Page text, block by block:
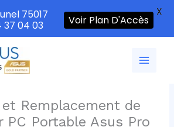
Remplacement de
PC Portable Asus Pro
75017
37 04 03
Voir Plan D'Accès
X